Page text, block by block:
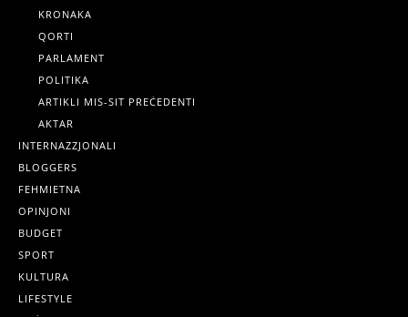
KRONAKA
QORTI
PARLAMENT
POLITIKA
ARTIKLI MIS-SIT PREĊEDENTI
AKTAR
INTERNAZZJONALI
BLOGGERS
FEHMIETNA
OPINJONI
BUDGET
SPORT
KULTURA
LIFESTYLE